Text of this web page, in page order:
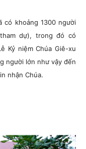
có khoảng 1300 người
dự), trong đó có
Kỷ niệm Chúa Giê-xu
người lớn như vậy đến
nhận Chúa.